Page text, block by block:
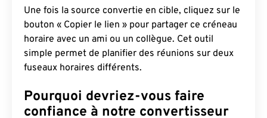
Une fois la source convertie en cible, cliquez sur le
bouton « Copier le lien » pour partager ce créneau
horaire avec un ami ou un collègue. Cet outil
simple permet de planifier des réunions sur deux
fuseaux horaires différents.
Pourquoi devriez-vous faire
confiance à notre convertisseur